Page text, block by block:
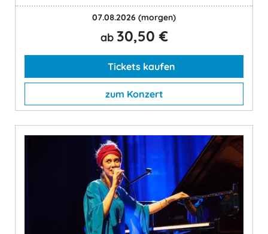
07.08.2026 (morgen)
ab 30,50 €
Tickets kaufen
zum Konzert